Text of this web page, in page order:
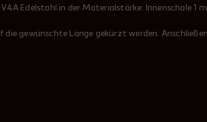
Edelstahl in der Materialstärke: Innenschale 1
gewünschte Länge gekürzt werden.